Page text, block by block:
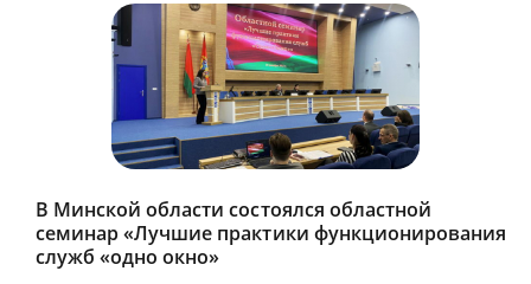
В Минской области состоялся областной
семинар «Лучшие практики функционирования
служб «одно окно»